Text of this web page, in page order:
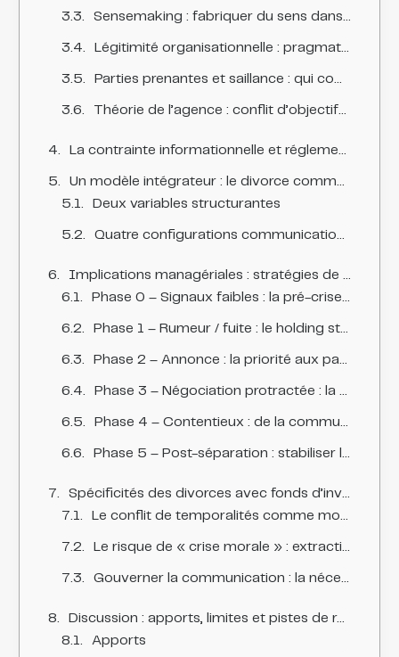
Sensemaking : fabriquer du sens dans l’ambiguïté
Légitimité organisationnelle : pragmatique, morale, cognitive
Parties prenantes et saillance : qui compte « maintenant » ?
Théorie de l’agence : conflit d’objectifs et guerre de narratifs
La contrainte informationnelle et réglementaire : communiquer sous obligation et sous risque
Un modèle intégrateur : le divorce comme « crise de gouvernance à asymétrie informationnelle »
Deux variables structurantes
Quatre configurations communicationnelles (description analytique)
Implications managériales : stratégies de communication selon les phases du divorce
Phase 0 – Signaux faibles : la pré-crise comme gestion de la plausibilité
Phase 1 – Rumeur / fuite : le holding statement comme outil de réduction d’incertitude
Phase 2 – Annonce : la priorité aux parties prenantes urgentes (saillance)
Phase 3 – Négociation protractée : la communication de cadence sous contrainte de divulgation
Phase 4 – Contentieux : de la communication de crise à la communication sous litige
Phase 5 – Post-séparation : stabiliser l’identité et reconstruire la confiance
Spécificités des divorces avec fonds d’investissement : une crise de gouvernance à double public
Le conflit de temporalités comme moteur narratif
Le risque de « crise morale » : extraction de valeur et justice perçue
Gouverner la communication : la nécessité d’un protocole de non-cacophonie
Discussion : apports, limites et pistes de recherche
Apports